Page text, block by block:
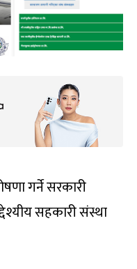
गर्ने सरकारी
सहकारी संस्था